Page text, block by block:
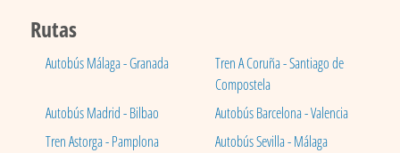
Rutas
Autobús Málaga - Granada
Tren A Coruña - Santiago de
Compostela
Autobús Madrid - Bilbao
Autobús Barcelona - Valencia
Tren Astorga - Pamplona
Autobús Sevilla - Málaga